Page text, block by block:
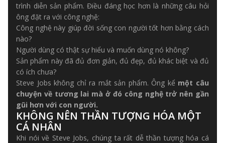
trình diễn sản phẩm. Điều đáng học hơn là những câu hỏi
ông đặt ra với công nghệ:
Công nghệ này giúp đời sống con người tốt hơn bằng cách
nào?
Người dùng có thật sự hiểu và muốn dùng nó không?
Sản phẩm này đã đủ đơn giản, đủ đẹp, đủ khác biệt và đủ
có ích chưa?
Steve Jobs không chỉ ra mắt sản phẩm. Ông kể một câu
chuyện về tương lai mà ở đó công nghệ trở nên gần
gũi hơn với con người.
KHÔNG NÊN THẦN TƯỢNG HÓA MỘT
CÁ NHÂN
Khi nói về Steve Jobs, chúng ta rất dễ thần tượng hóa cá